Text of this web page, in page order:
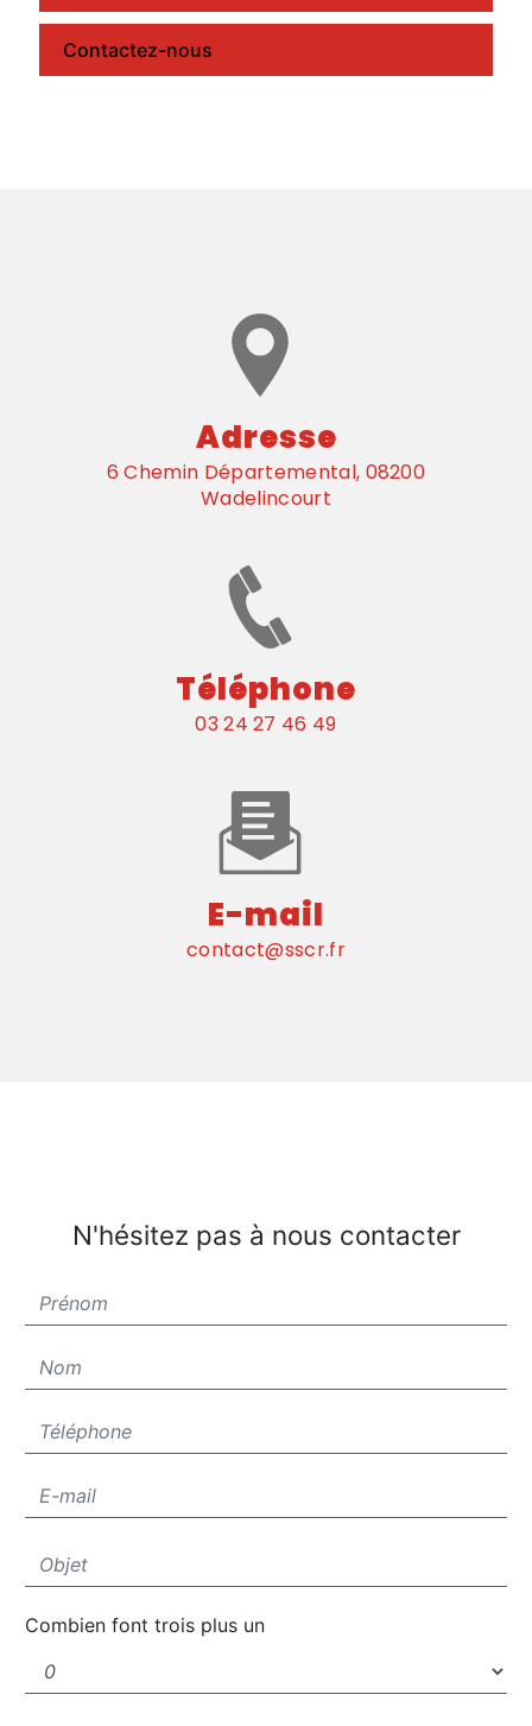
Contactez-nous
Adresse
6 Chemin Départemental, 08200
Wadelincourt
Téléphone
03 24 27 46 49
E-mail
contact@sscr.fr
N'hésitez pas à nous contacter
Combien font trois plus un